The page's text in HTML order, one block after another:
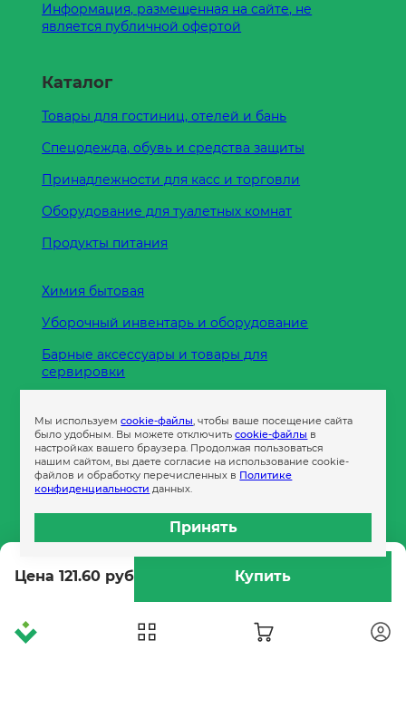
Цена 121.60 руб Купить
Информация, размещенная на сайте, не
является публичной офертой
Каталог
Товары для гостиниц, отелей и бань
Спецодежда, обувь и средства защиты
Принадлежности для касс и торговли
Оборудование для туалетных комнат
Продукты питания
Химия бытовая
Уборочный инвентарь и оборудование
Барные аксессуары и товары для
сервировки
Пленка
Пакеты и сумки
Контейнеры
Бумага офисная
Гигиеническая продукция
Мы используемcookie-файлы, чтобы ваше посещение сайта
было удобным. Вы можете отключитьcookie-файлы в
настройках вашего браузера. Продолжая пользоваться
нашим сайтом, вы даете согласие на использование cookie-
файлов и обработку перечисленных в Политике
конфиденциальности данных.
Принять